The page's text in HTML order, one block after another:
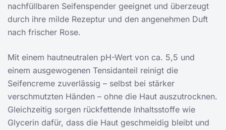
nachfüllbaren Seifenspender geeignet und überzeugt
durch ihre milde Rezeptur und den angenehmen Duft
nach frischer Rose.
Mit einem hautneutralen pH-Wert von ca. 5,5 und
einem ausgewogenen Tensidanteil reinigt die
Seifencreme zuverlässig – selbst bei stärker
verschmutzten Händen – ohne die Haut auszutrocknen.
Gleichzeitig sorgen rückfettende Inhaltsstoffe wie
Glycerin dafür, dass die Haut geschmeidig bleibt und